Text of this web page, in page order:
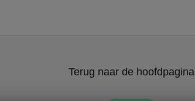
Terug naar de hoofdpagina